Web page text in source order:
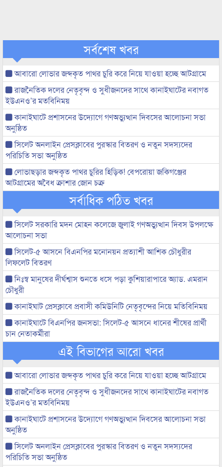
সর্বশেষ খবর
আবারো লোভার জব্দকৃত পাথর চুরি করে নিয়ে যাওয়া হচ্ছে আটগ্রামে
রাজনৈতিক দলের নেতৃবৃন্দ ও সুধীজনদের সাথে কানাইঘাটের নবাগত
ইউএনও’র মতবিনিময়
কানাইঘাটে প্রশাসনের উদ্যোগে গণঅভ্যুত্থান দিবসের আলোচনা সভা
অনুষ্ঠিত
সিলেট অনলাইন প্রেসক্লাবের পুরস্কার বিতরণ ও নতুন সদস্যদের
পরিচিতি সভা অনুষ্ঠিত
লোভাছড়ার জব্দকৃত পাথর চুরির হিড়িক! বেপরোয়া জকিগঞ্জের
আটগ্রামের অবৈধ ক্রাশার জোন চক্র
সর্বাধিক পঠিত খবর
সিলেট সরকারি মদন মোহন কলেজে জুলাই গণঅভ্যুত্থান দিবস উপলক্ষে
আলোচনা সভা
সিলেট-৫ আসনে বিএনপির মনোনয়ন প্রত্যাশী আশিক চৌধুরীর
লিফলেট বিতরণ
নিঃস্ব মানুষের দীর্ঘশ্বাস শুনতে ধসে পড়া কুশিয়ারাপারে অ্যাড. এমরান
চৌধুরী
কানাইঘাট প্রেসক্লাবে প্রবাসী কমিউনিটি নেতৃবৃন্দের নিয়ে মতিবিনিময়
কানাইঘাটে বিএনপির জনসভা: সিলেট-৫ আসনে ধানের শীষের প্রার্থী
চান নেতাকর্মীরা
এই বিভাগের আরো খবর
আবারো লোভার জব্দকৃত পাথর চুরি করে নিয়ে যাওয়া হচ্ছে আটগ্রামে
রাজনৈতিক দলের নেতৃবৃন্দ ও সুধীজনদের সাথে কানাইঘাটের নবাগত
ইউএনও’র মতবিনিময়
কানাইঘাটে প্রশাসনের উদ্যোগে গণঅভ্যুত্থান দিবসের আলোচনা সভা
অনুষ্ঠিত
সিলেট অনলাইন প্রেসক্লাবের পুরস্কার বিতরণ ও নতুন সদস্যদের
পরিচিতি সভা অনুষ্ঠিত